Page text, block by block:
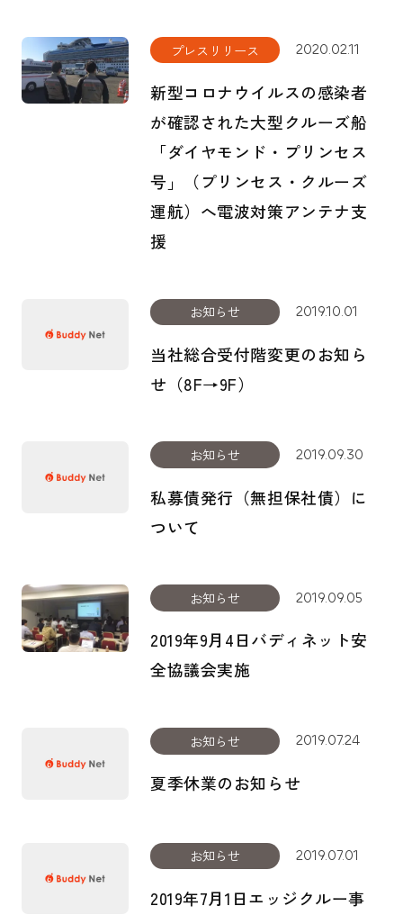
プレスリリース 2020.02.11
新型コロナウイルスの感染者
が確認された大型クルーズ船
「ダイヤモンド・プリンセス
号」（プリンセス・クルーズ
運航）へ電波対策アンテナ支
援
お知らせ 2019.10.01
当社総合受付階変更のお知ら
せ（8F→9F）
お知らせ 2019.09.30
私募債発行（無担保社債）に
ついて
お知らせ 2019.09.05
2019年9月4日バディネット安
全協議会実施
お知らせ 2019.07.24
夏季休業のお知らせ
お知らせ 2019.07.01
2019年7月1日エッジクルー事